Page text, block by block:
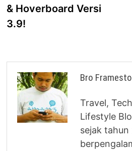
& Hoverboard Versi
3.9!
Bro
Travel,
Lifestyle
sejak tahun